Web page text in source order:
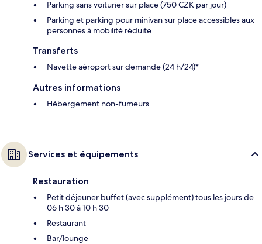
Parking sans voiturier sur place (750 CZK par jour)
Parking et parking pour minivan sur place accessibles aux
personnes à mobilité réduite
Transferts
Navette aéroport sur demande (24 h/24)*
Autres informations
Hébergement non-fumeurs
Services et équipements
Restauration
Petit déjeuner buffet (avec supplément) tous les jours de
06 h 30 à 10 h 30
Restaurant
Bar/lounge